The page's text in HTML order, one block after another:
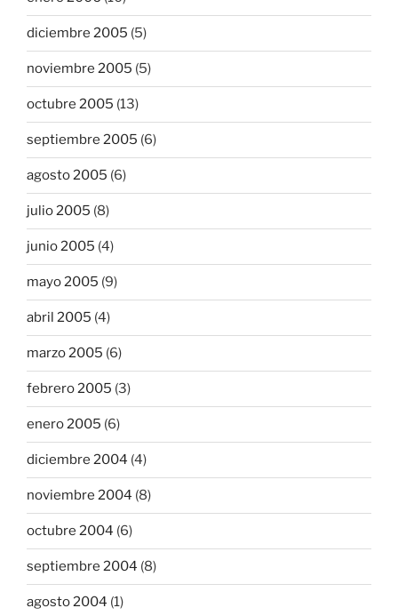
diciembre 2005 (5)
noviembre 2005 (5)
octubre 2005 (13)
septiembre 2005 (6)
agosto 2005 (6)
julio 2005 (8)
junio 2005 (4)
mayo 2005 (9)
abril 2005 (4)
marzo 2005 (6)
febrero 2005 (3)
enero 2005 (6)
diciembre 2004 (4)
noviembre 2004 (8)
octubre 2004 (6)
septiembre 2004 (8)
agosto 2004 (1)